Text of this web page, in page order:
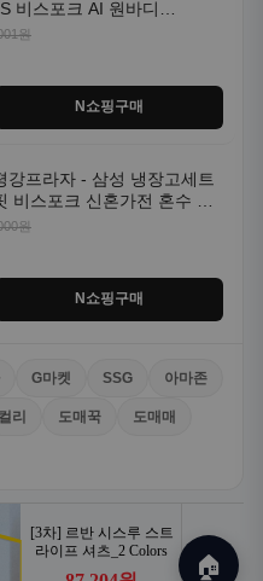
비스포크 AI 원바디
투입 1등급
원
N쇼핑구매
강프라자 - 삼성 냉장고세트
비스포크 신혼가전 혼수 입
트
원
N쇼핑구매
G마켓 SSG 아마존
컬리 도매꾹 도매매
🏠